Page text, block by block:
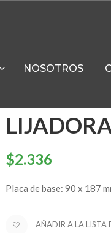
NOSOTROS
$2.336
Placa de base: 90 x 187
AÑADIR A LA LISTA